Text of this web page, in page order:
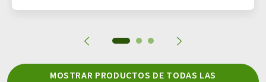
MOSTRAR PRODUCTOS DE TODAS LAS